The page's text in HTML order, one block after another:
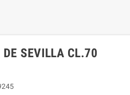
DE SEVILLA CL.70